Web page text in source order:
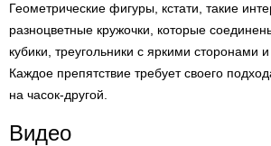
Геометрические фигуры, кстати, такие
разноцветные кружочки, которые
кубики, треугольники с яркими сторонами и
Каждое препятствие требует своего
на часок-другой.
Видео